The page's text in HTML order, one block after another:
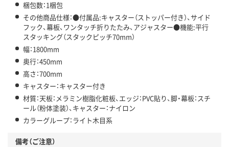
梱包数：1梱包
その他商品仕様：●付属品:キャスター（ストッパー付き）、サイド
フック、幕板、ワンタッチ折りたたみ、アジャスター●機能:平行
スタッキング（スタックピッチ70mm）
幅：1800mm
奥行：450mm
高さ：700mm
キャスター：キャスター付き
材質：天板：メラミン樹脂化粧板、エッジ：PVC貼り、脚・幕板：スチ
ール（粉体塗装）、キャスター：ナイロン
カラーグループ：ライト木目系
備考（ご注意）